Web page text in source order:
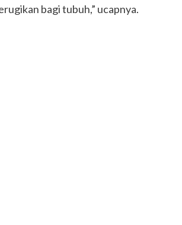
bagi tubuh,” ucapnya.